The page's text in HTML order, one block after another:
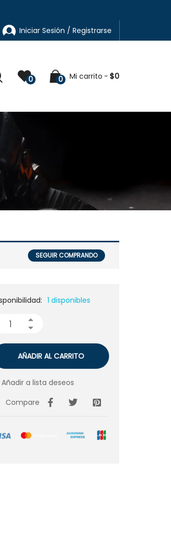
Iniciar Sesión / Registrarse
0 0 Mi carrito $0
SEGUIR COMPRANDO
1 disponibles
AÑADIR AL CARRITO
Añadir a lista deseos
Compare